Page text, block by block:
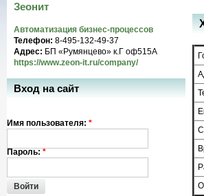
Зеонит
Автоматизация бизнес-процессов
Телефон: 8-495-132-49-37
Адрес: БП «Румянцево» к.Г оф515A
https://www.zeon-it.ru/company/
Вход на сайт
Имя пользователя: *
Пароль: *
Войти